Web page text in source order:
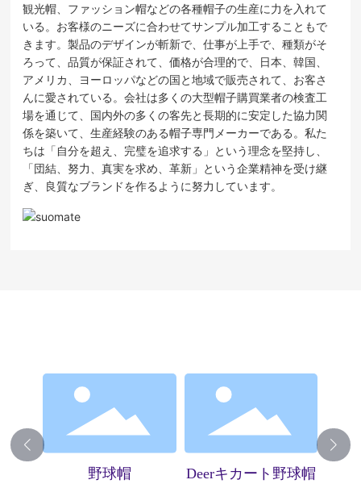
観光帽、ファッション帽などの各種帽子の生産に力を入れて
いる。お客様のニーズに合わせてサンプル加工することもで
きます。製品のデザインが斬新で、仕事が上手で、種類がそ
ろって、品質が保証されて、価格が合理的で、日本、韓国、
アメリカ、ヨーロッパなどの国と地域で販売されて、お客さ
んに愛されている。会社は多くの大型帽子購買業者の検査工
場を通じて、国内外の多くの客先と長期的に安定した協力関
係を築いて、生産経験のある帽子専門メーカーである。私た
ちは「自分を超え、完璧を追求する」という理念を堅持し、
「団結、努力、真実を求め、革新」という企業精神を受け継
ぎ、良質なブランドを作るように努力しています。
野球帽 Deerキカート野球帽